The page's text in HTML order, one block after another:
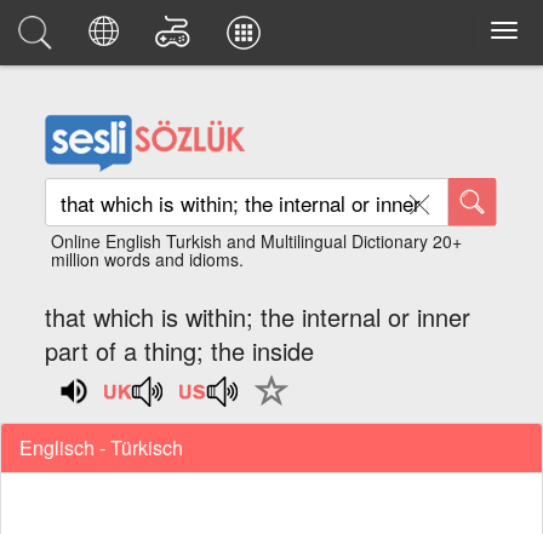
Online English Turkish and Multilingual Dictionary 20+
million words and idioms.
that which is within; the internal or inner
part of a thing; the inside
Englisch - Türkisch